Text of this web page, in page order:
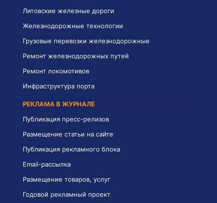
Литовские железные дороги
Железнодорожные технологии
Грузовые перевозки железнодорожные
Ремонт железнодорожных путей
Ремонт локомотивов
Инфраструктура порта
РЕКЛАМА В ЖУРНАЛЕ
Публикация пресс-релизов
Размещение статьи на сайте
Публикация рекламного блока
Email-рассылка
Размещение товаров, услуг
Годовой рекламный проект